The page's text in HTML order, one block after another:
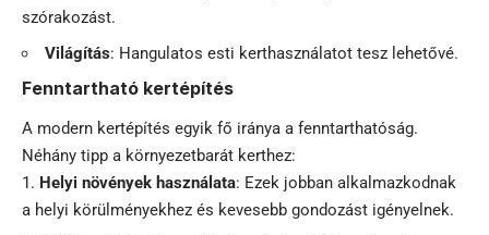
szórakozást.
Világítás: Hangulatos esti kerthasználatot tesz lehetővé.
Fenntartható kertépítés
A modern kertépítés egyik fő iránya a fenntarthatóság.
Néhány tipp a környezetbarát kerthez:
Helyi növények használata: Ezek jobban alkalmazkodnak
a helyi körülményekhez és kevesebb gondozást igényelnek.